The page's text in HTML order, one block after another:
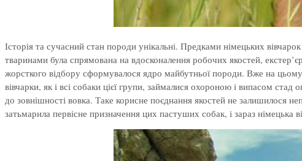
Історія та сучасний стан породи унікальні. Предками німецьких
тваринами була спрямована на вдосконалення робочих якостей,
жорсткого відбору сформувалося ядро майбутньої породи. Вже на
вівчарки, як і всі собаки цієї групи, займалися охороною і випасом
до зовнішності вовка. Таке корисне поєднання якостей не залишилося
затьмарила первісне призначення цих пастуших собак, і зараз